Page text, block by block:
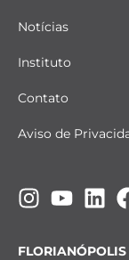
Notícias
Instituto
Contato
Aviso de
FLORIANÓPOLIS